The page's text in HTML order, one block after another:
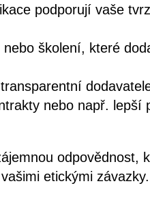
podporují vaše
školení, které
nebo např. lepší
odpovědnost,
etickými závazky.